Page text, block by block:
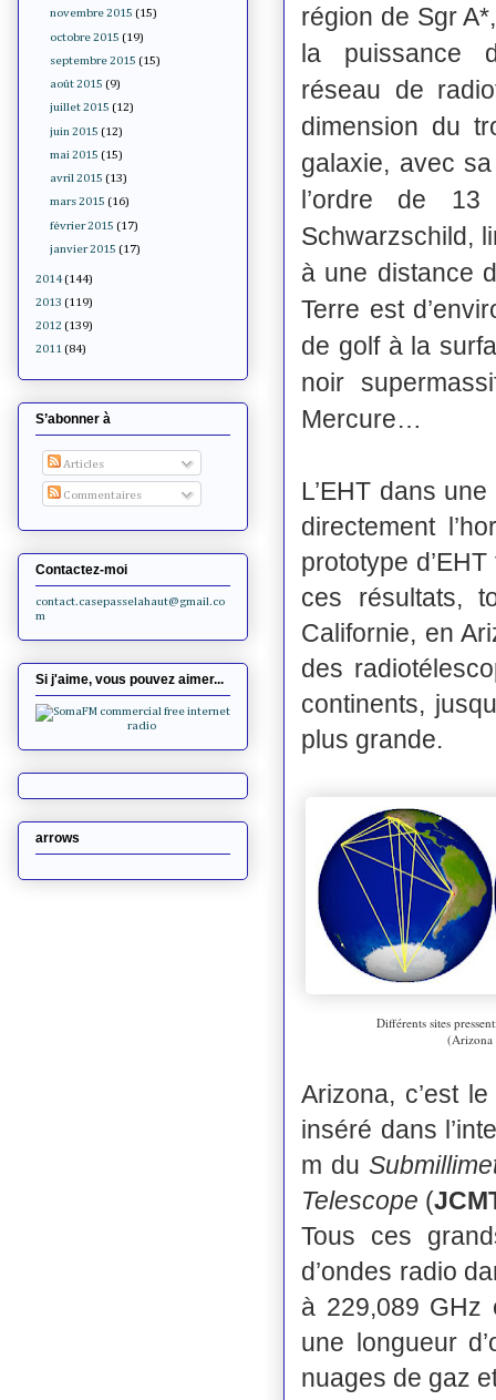
région de Sgr
la puissance
réseau de
dimension du
galaxie, avec
l’ordre de
Schwarzschild,
à une distance
Terre est
de golf à la
noir
Mercure…
L’EHT dans
directement
prototype
ces résultats,
Californie, en
des
continents,
plus grande.
Différents sites
(Arizona
Arizona, c’est
inséré dans
m du
Telescope (
Tous ces
d’ondes radio
à 229,089 GHz
une longueur
nuages de gaz
novembre 2015 (15)
octobre 2015 (19)
septembre 2015 (15)
août 2015 (9)
juillet 2015 (12)
juin 2015 (12)
mai 2015 (15)
avril 2015 (13)
mars 2015 (16)
février 2015 (17)
janvier 2015 (17)
2014 (144)
2013 (119)
2012 (139)
2011 (84)
S’abonner à
Articles
Commentaires
Contactez-moi
contact.casepasselahaut@gmail.co
m
Si j'aime, vous pouvez aimer...
arrows